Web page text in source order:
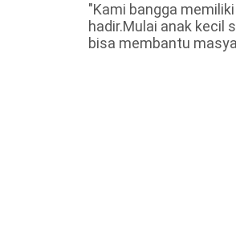
"Kami bangga
hadir.Mulai anak kecil
bisa membantu